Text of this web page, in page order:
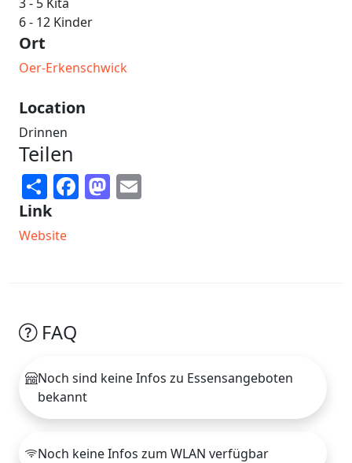
6 - 12 Kinder
Ort
Oer-Erkenschwick
Location
Drinnen
Teilen
ShareFacebook
Mastodon
Link
Website
FAQ
Noch sind keine Infos zu Essensangeboten
bekannt
Noch keine Infos zum WLAN verfügbar